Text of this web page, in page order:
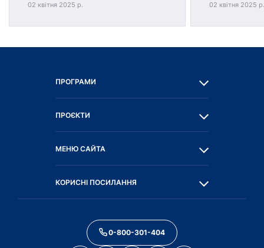
02 квітня 2025 р. 02 квітня 2025 р.
ПРОГРАМИ
ПРОЄКТИ
МЕНЮ САЙТА
КОРИСНІ ПОСИЛАННЯ
0-800-301-404